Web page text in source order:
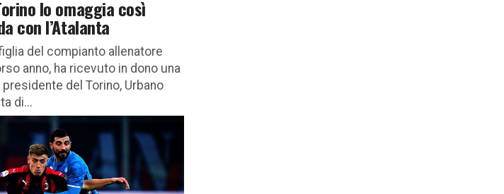
lo omaggia così
con l’Atalanta
del compianto allenatore
anno, ha ricevuto in dono una
del Torino, Urbano
di...